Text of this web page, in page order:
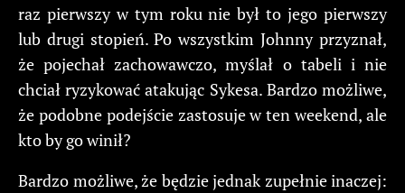
raz pierwszy w tym roku nie był to jego pierwszy
lub drugi stopień. Po wszystkim Johnny przyznał,
że pojechał zachowawczo, myślał o tabeli i nie
chciał ryzykować atakując Sykesa. Bardzo możliwe,
że podobne podejście zastosuje w ten weekend, ale
kto by go winił?
Bardzo możliwe, że będzie jednak zupełnie inaczej: